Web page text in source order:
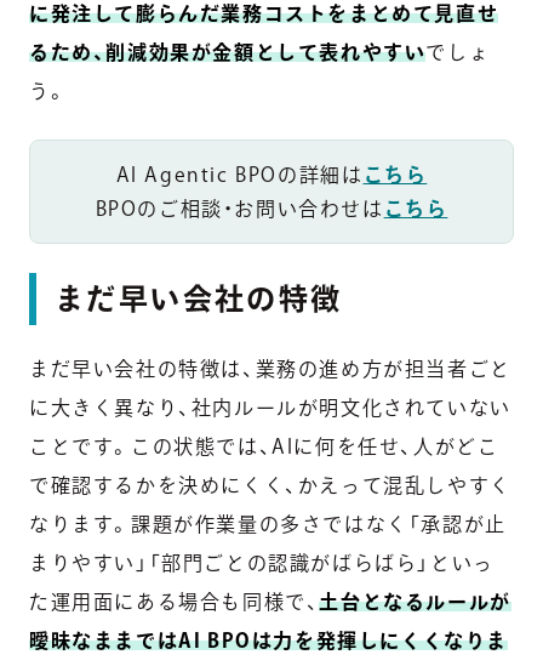
に発注して膨らんだ業務コストをまとめて見直せ
るため、削減効果が金額として表れやすいでしょ
う。
AI Agentic BPOの詳細は こちら
BPOのご相談・お問い合わせは こちら
まだ早い会社の特徴
まだ早い会社の特徴は、業務の進め方が担当者ごと
に大きく異なり、社内ルールが明文化されていない
ことです。この状態では、AIに何を任せ、人がどこ
で確認するかを決めにくく、かえって混乱しやすく
なります。課題が作業量の多さではなく「承認が止
まりやすい」「部門ごとの認識がばらばら」といっ
た運用面にある場合も同様で、土台となるルールが
曖昧なままではAI BPOは力を発揮しにくくなりま